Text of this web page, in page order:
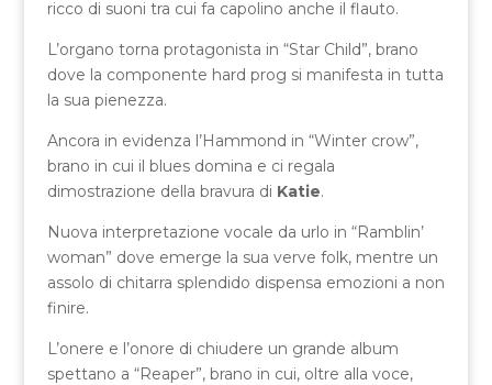
ricco di suoni tra cui fa capolino anche il flauto.
L’organo torna protagonista in “Star Child”, brano
dove la componente hard prog si manifesta in tutta
la sua pienezza.
Ancora in evidenza l’Hammond in “Winter crow”,
brano in cui il blues domina e ci regala
dimostrazione della bravura di Katie.
Nuova interpretazione vocale da urlo in “Ramblin’
woman” dove emerge la sua verve folk, mentre un
assolo di chitarra splendido dispensa emozioni a non
finire.
L’onere e l’onore di chiudere un grande album
spettano a “Reaper”, brano in cui, oltre alla voce,